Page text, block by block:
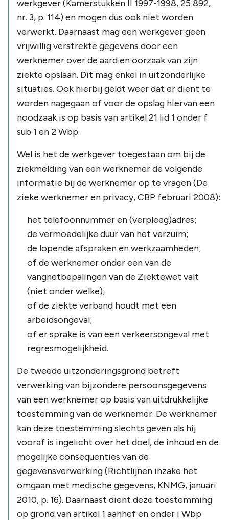
werkgever (Kamerstukken II 1997-1998, 25 892,
nr. 3, p. 114) en mogen dus ook niet worden
verwerkt. Daarnaast mag een werkgever geen
vrijwillig verstrekte gegevens door een
werknemer over de aard en oorzaak van zijn
ziekte opslaan. Dit mag enkel in uitzonderlijke
situaties. Ook hierbij geldt weer dat er dient te
worden nagegaan of voor de opslag hiervan een
noodzaak is op basis van artikel 21 lid 1 onder f
sub 1 en 2 Wbp.
Wel is het de werkgever toegestaan om bij de
ziekmelding van een werknemer de volgende
informatie bij de werknemer op te vragen (De
zieke werknemer en privacy, CBP februari 2008):
het telefoonnummer en (verpleeg)adres;
de vermoedelijke duur van het verzuim;
de lopende afspraken en werkzaamheden;
of de werknemer onder een van de
vangnetbepalingen van de Ziektewet valt
(niet onder welke);
of de ziekte verband houdt met een
arbeidsongeval;
of er sprake is van een verkeersongeval met
regresmogelijkheid.
De tweede uitzonderingsgrond betreft
verwerking van bijzondere persoonsgegevens
van een werknemer op basis van uitdrukkelijke
toestemming van de werknemer. De werknemer
kan deze toestemming slechts geven als hij
vooraf is ingelicht over het doel, de inhoud en de
mogelijke consequenties van de
gegevensverwerking (Richtlijnen inzake het
omgaan met medische gegevens, KNMG, januari
2010, p. 16). Daarnaast dient deze toestemming
op grond van artikel 1 aanhef en onder i Wbp